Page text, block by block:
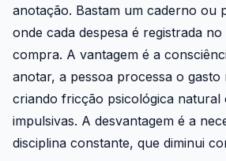
anotação. Bastam um caderno ou
onde cada despesa é registrada
compra. A vantagem é a
anotar, a pessoa processa o gasto
criando fricção psicológica natural
impulsivas. A desvantagem é a
disciplina constante, que diminui